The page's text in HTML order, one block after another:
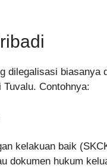
dilegalisasi
Contohnya:
kelakuan baik
dokumen hukum